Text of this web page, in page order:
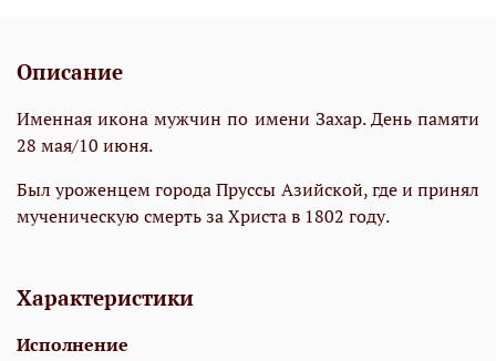
Описание
Именная икона мужчин по имени Захар. День памяти
28 мая/10 июня.
Был уроженцем города Пруссы Азийской, где и принял
мученическую смерть за Христа в 1802 году.
Характеристики
Исполнение